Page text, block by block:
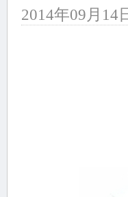
2014年09月
こんにち
９月に入
メルセデ
黄金色